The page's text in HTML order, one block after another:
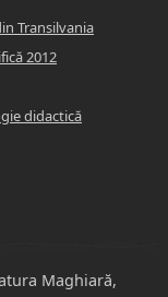
Transilvania
2012
didactică
Maghiară,